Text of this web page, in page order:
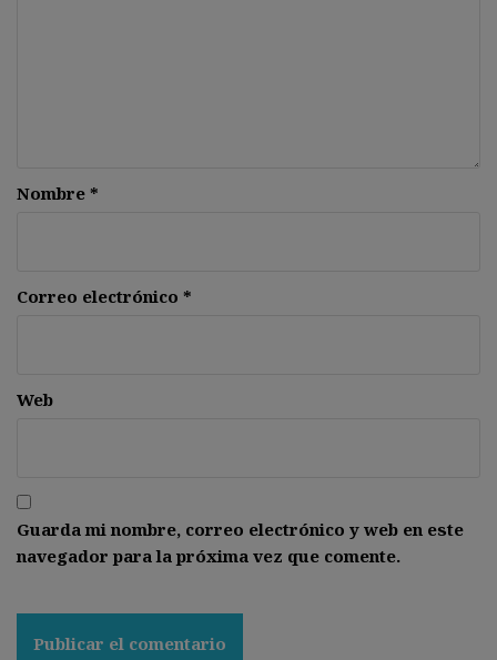
Nombre *
Correo electrónico *
Web
Guarda mi nombre, correo electrónico y web en este
navegador para la próxima vez que comente.